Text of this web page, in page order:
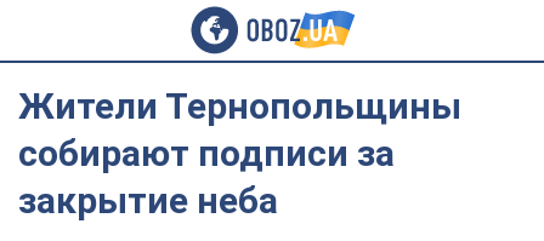
Жители Тернопольщины
собирают подписи за
закрытие неба